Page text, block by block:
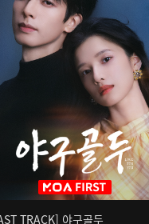
TRACK] 야구골두